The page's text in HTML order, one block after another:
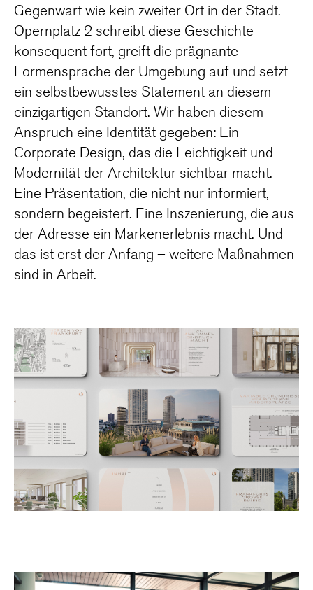
Gegenwart wie kein zweiter Ort in der Stadt.
Opernplatz 2 schreibt diese Geschichte
konsequent fort, greift die prägnante
Formensprache der Umgebung auf und setzt
ein selbstbewusstes Statement an diesem
einzigartigen Standort. Wir haben diesem
Anspruch eine Identität gegeben: Ein
Corporate Design, das die Leichtigkeit und
Modernität der Architektur sichtbar macht.
Eine Präsentation, die nicht nur informiert,
sondern begeistert. Eine Inszenierung, die aus
der Adresse ein Markenerlebnis macht. Und
das ist erst der Anfang – weitere Maßnahmen
sind in Arbeit.